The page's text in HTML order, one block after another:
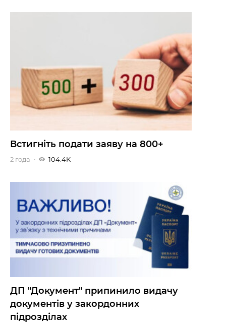
Встигніть подати заяву на 800+
2 года 104.4K
ДП "Документ" припинило видачу
документів у закордонних
підрозділах